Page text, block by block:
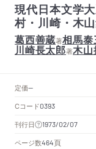
現代日本文学
村・川崎・木
葛西善蔵著相馬泰
川崎長太郎著木
定価--
Cコード0393
刊行日
1973/02/07
ページ数464頁